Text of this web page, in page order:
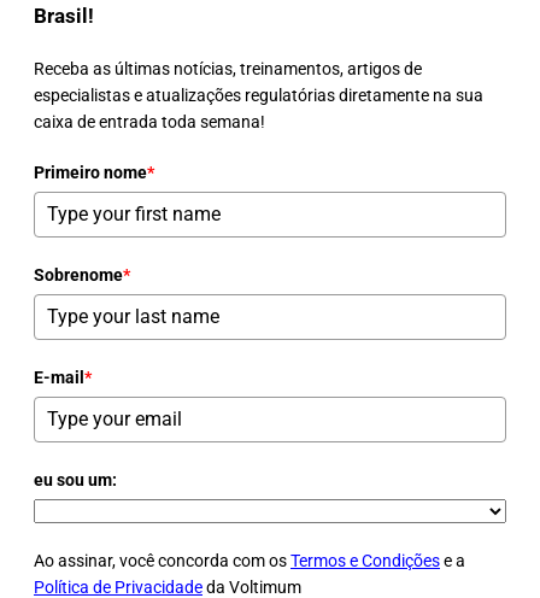
Brasil!
Receba as últimas notícias, treinamentos, artigos de
especialistas e atualizações regulatórias diretamente na sua
caixa de entrada toda semana!
Primeiro nome*
Sobrenome*
E-mail *
eu sou um:
Ao assinar, você concorda com osTermos e Condiçõese a
Política de Privacidadeda Voltimum